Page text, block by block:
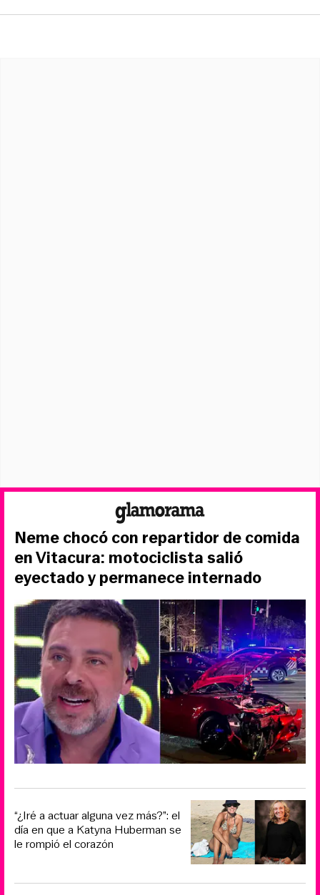
Neme chocó con repartidor de comida
en Vitacura: motociclista salió
eyectado y permanece internado
“¿Iré a actuar alguna vez más?”: el
día en que a Katyna Huberman se
le rompió el corazón